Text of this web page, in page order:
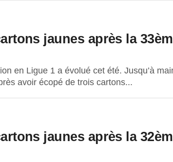
jaunes après la
en Ligue 1 a évolué cet été. Jusqu’à
avoir écopé de trois cartons...
jaunes après la